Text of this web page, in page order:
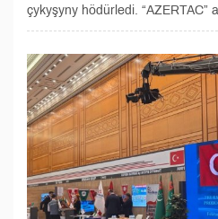
çykyşyny hödürledi. “AZERTAC”